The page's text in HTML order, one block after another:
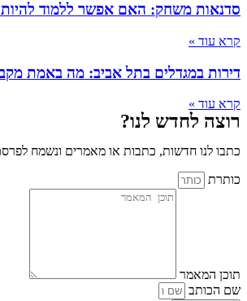
סדנאות משחק: האם אפשר ללמוד להיות
קרא עוד »
דירות במגדלים בתל אביב: מה באמת
קרא עוד »
רוצה לחדש לנו?
כתבו לנו חדשות, כתבות או מאמרים ונשמח
כותרת
תוכן המאמר
שם הכותב